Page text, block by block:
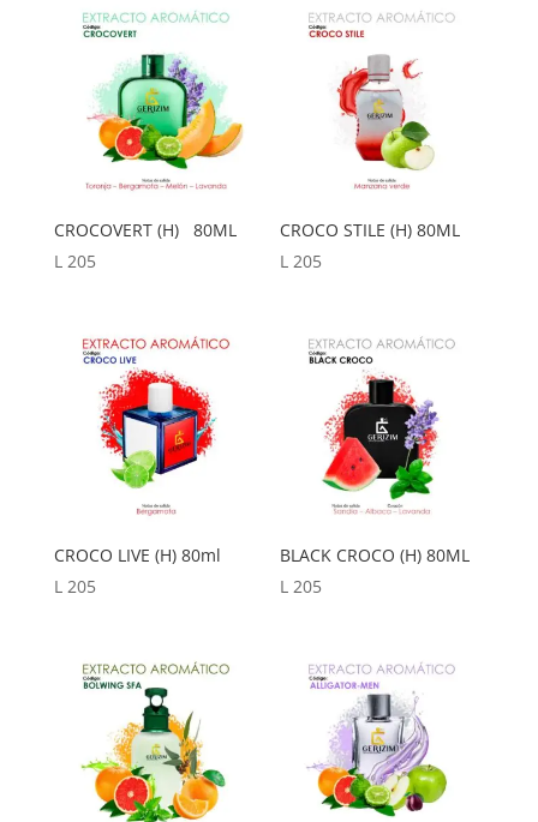
CROCOVERT (H) 80ML
L 205
CROCO STILE (H) 80ML
L 205
CROCO LIVE (H) 80ml
L205
BLACK CROCO (H) 80ML
L205